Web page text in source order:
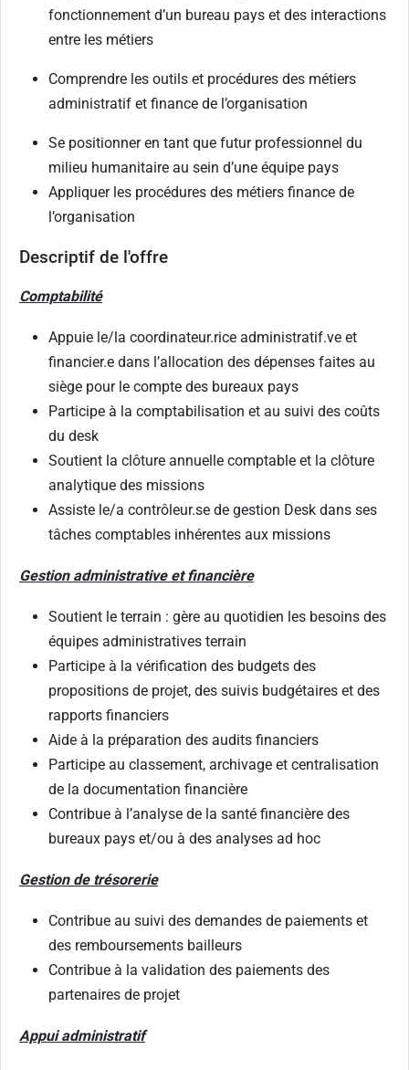
fonctionnement d’un bureau pays et des interactions
entre les métiers
Comprendre les outils et procédures des métiers
administratif et finance de l’organisation
Se positionner en tant que futur professionnel du
milieu humanitaire au sein d’une équipe pays
Appliquer les procédures des métiers finance de
l’organisation
Descriptif de l'offre
Comptabilité
Appuie le/la coordinateur.rice administratif.ve et
financier.e dans l’allocation des dépenses faites au
siège pour le compte des bureaux pays
Participe à la comptabilisation et au suivi des coûts
du desk
Soutient la clôture annuelle comptable et la clôture
analytique des missions
Assiste le/a contrôleur.se de gestion Desk dans ses
tâches comptables inhérentes aux missions
Gestion administrative et financière
Soutient le terrain : gère au quotidien les besoins des
équipes administratives terrain
Participe à la vérification des budgets des
propositions de projet, des suivis budgétaires et des
rapports financiers
Aide à la préparation des audits financiers
Participe au classement, archivage et centralisation
de la documentation financière
Contribue à l’analyse de la santé financière des
bureaux pays et/ou à des analyses ad hoc
Gestion de trésorerie
Contribue au suivi des demandes de paiements et
des remboursements bailleurs
Contribue à la validation des paiements des
partenaires de projet
Appui administratif